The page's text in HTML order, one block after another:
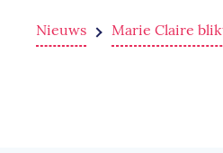
Nieuws Marie Claire